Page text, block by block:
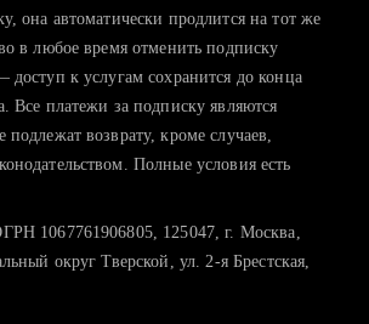
она автоматически продлится на тот же
в любое время отменить подписку
к услугам сохранится до конца
Все платежи за подписку являются
возврату, кроме случаев,
Полные условия есть
1067761906805, 125047, г. Москва,
округ Тверской, ул. 2-я Брестская,